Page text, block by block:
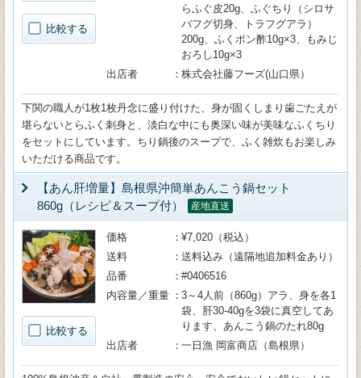
比較する
らふぐ皮20g、ふぐちり（シロサ
バフグ切身、トラフグアラ）
200g、ふくポン酢10g×3、もみじ
おろし10g×3
出店者
株式会社藤フーズ(山口県）
下関の職人が1枚1枚丹念に盛り付けた、身が固くしまり歯ごたえが
堪らないとらふく刺身と、淡白な中にも奥深い味が美味なふくちり
をセットにしています。ちり鍋後のスープで、ふく雑炊もお楽しみ
いただける商品です。
【あん肝増量】島根県沖簡単あんこう鍋セット
860g（レシピ＆スープ付）
産地直送
比較する
価格
¥7,020（税込）
送料
送料込み（遠隔地追加料金あり）
品番
#0406516
内容量／重量
3～4人前（860g）アラ、身を各1
袋、肝30-40gを3袋に真空してあ
ります、あんこう鍋のたれ80g
出店者
一日漁 岡富商店（島根県）